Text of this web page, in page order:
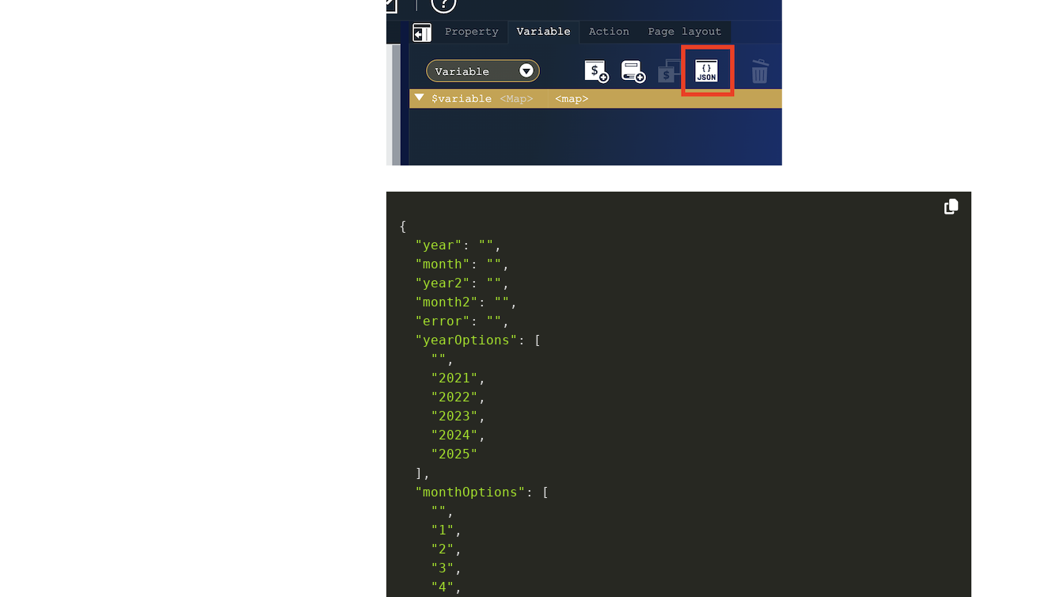
{
"year" : "" ,
"month" : "" ,
"year2" : "" ,
"month2" : "" ,
"error" : "" ,
"yearOptions" : [
"" ,
"2021" ,
"2022" ,
"2023" ,
"2024" ,
"2025"
  ],
"monthOptions" : [
"" ,
"1" ,
"2" ,
"3" ,
"4" ,